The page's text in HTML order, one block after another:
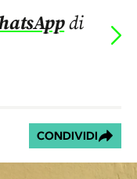
di
CONDIVIDI